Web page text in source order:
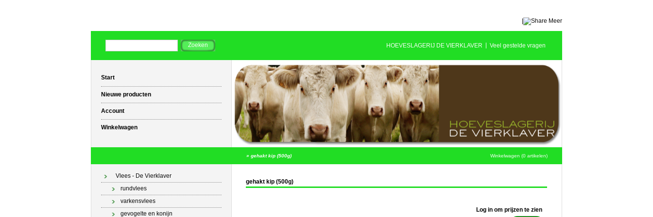
Meer
HOEVESLAGERIJ DE VIERKLAVER Veel gestelde vragen
Start
Nieuwe producten
Account
Winkelwagen
» gehakt kip (500g) Winkelwagen (0 artikelen)
Vlees - De Vierklaver
rundvlees
varkensvlees
gevogelte en konijn
gehakt kip (500g)
Log in om prijzen te zien